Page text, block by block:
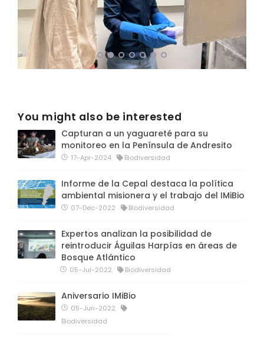
You might also be interested
Capturan a un yaguareté para su
monitoreo en la Península de Andresito
17-Apr-2024 Biodiversidad
Informe de la Cepal destaca la política
ambiental misionera y el trabajo del IMiBio
07-Dec-2022 Biodiversidad
Expertos analizan la posibilidad de
reintroducir Águilas Harpías en áreas de
Bosque Atlántico
05-Jul-2022 Biodiversidad
Aniversario IMiBio
05-Jun-2022
Biodiversidad